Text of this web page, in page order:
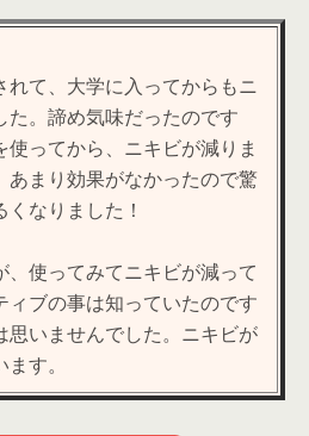
れて、大学に入ってからもニ
た。諦め気味だったのです
ってから、ニキビが減りま
あまり効果がなかったので驚
なりました！
使ってみてニキビが減って
ィブの事は知っていたのです
思いませんでした。ニキビが
す。